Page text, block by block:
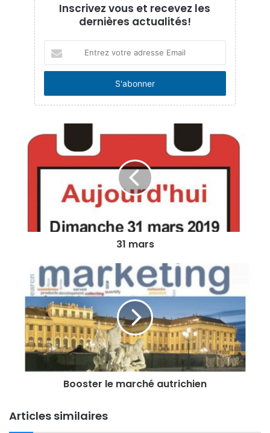
Inscrivez vous et recevez les
dernières actualités!
t
e
o
e
E
m
a
i
l
31 mars
Booster le marché autrichien
Articles similaires